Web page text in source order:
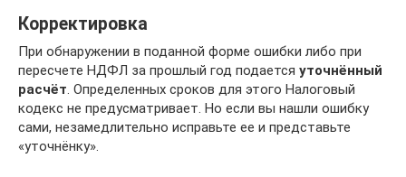
Корректировка
При обнаружении в поданной форме ошибки либо при
пересчете НДФЛ за прошлый год подается уточнённый
расчёт. Определенных сроков для этого Налоговый
кодекс не предусматривает. Но если вы нашли ошибку
сами, незамедлительно исправьте ее и представьте
«уточнёнку».